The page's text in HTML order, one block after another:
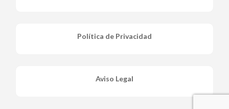
Política de Privacidad
Aviso Legal